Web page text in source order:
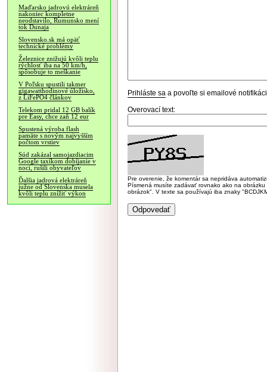
Maďarsko jadrovú elektráreň
nakoniec kompletne
neodstavilo, Rumunsko mení
tok Dunaja
Slovensko.sk má opäť
technické problémy
Železnice znižujú kvôli teplu
rýchlosť iba na 50 km/h,
spôsobuje to meškanie
V Poľsku spustili takmer
gigawatthodinové úložisko,
z LiFePO4 článkov
Telekom pridal 12 GB balík
pre Easy, chce zaň 12 eur
Spustená výroba flash
pamäte s novým najvyšším
počtom vrstiev
Súd zakázal samojazdiacim
Google taxíkom dobíjanie v
noci, rušili obyvateľov
Ďalšia jadrová elektráreň
južne od Slovenska musela
kvôli teplu znížiť výkon
Prihláste sa a povoľte si emailové
Overovací text:
Pre overenie, že komentár sa nepridáva
Písmená musíte zadávať rovnako ako na
obrázok". V texte sa používajú iba znaky